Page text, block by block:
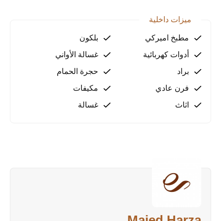
ميزات داخلية
مطبخ اميركي
بلكون
أدوات كهربائية
غسالة الأواني
براد
حجرة الحمام
فرن عادي
مكيفات
اثاث
غسالة